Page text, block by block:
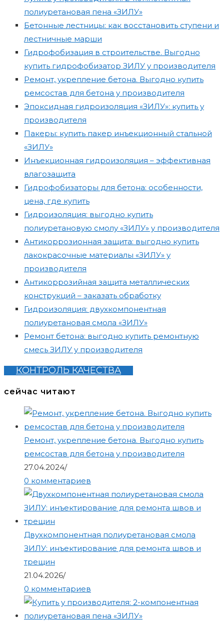
полиуретановая пена «ЗИЛУ»
Бетонные лестницы: как восстановить ступени и
лестничные марши
Гидрофобизация в строительстве. Выгодно
купить гидрофобизатор ЗИЛУ у производителя
Ремонт, укрепление бетона. Выгодно купить
ремсостав для бетона у производителя
Эпоксидная гидроизоляция «ЗИЛУ»: купить у
производителя
Пакеры: купить пакер инъекционный стальной
«ЗИЛУ»
Инъекционная гидроизоляция – эффективная
влагозащита
Гидрофобизаторы для бетона: особенности,
цена, где купить
Гидроизоляция: выгодно купить
полиуретановую смолу «ЗИЛУ» у производителя
Антикоррозионная защита: выгодно купить
лакокрасочные материалы «ЗИЛУ» у
производителя
Антикоррозийная защита металлических
конструкций – заказать обработку
Гидроизоляция: двухкомпонентная
полиуретановая смола «ЗИЛУ»
Ремонт бетона: выгодно купить ремонтную
смесь ЗИЛУ у производителя
КОНТРОЛЬ КАЧЕСТВА
сейчас читают
Ремонт, укрепление бетона. Выгодно купить
ремсостав для бетона у производителя
27.04.2024/
0 комментариев
Двухкомпонентная полиуретановая смола
ЗИЛУ: инъектирование для ремонта швов и
трещин
21.04.2026/
0 комментариев